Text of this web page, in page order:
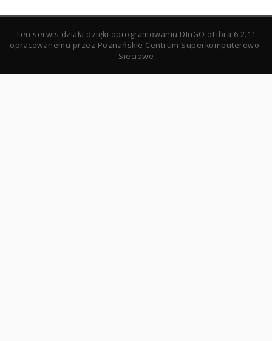
Ten serwis działa dzięki oprogramowaniu DInGO dLibra 6.2.11
opracowanemu przez Poznańskie Centrum Superkomputerowo-
Sieciowe